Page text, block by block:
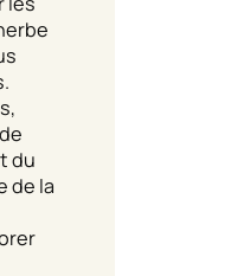
du
de la